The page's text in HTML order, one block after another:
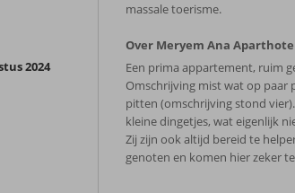
2024
massale toerisme.
Over Meryem Ana
Een prima appartement, ruim
Omschrijving mist wat op paar
pitten (omschrijving stond
kleine dingetjes, wat eigenlijk
Zij zijn ook altijd bereid te
genoten en komen hier zeker